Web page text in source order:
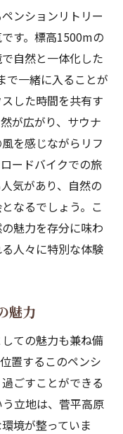
ンションリトリー
す。標高1500mの
自然と一体化した
で一緒に入ることが
した時間を共有す
が広がり、サウナ
を感じながらリフ
ードバイクでの旅
気があり、自然の
なるでしょう。こ
魅力を存分に味わ
人々に特別な体験
魅力
ての魅力も兼ね備
置するこのペンシ
ごすことができる
立地は、菅平高原
境が整っていま